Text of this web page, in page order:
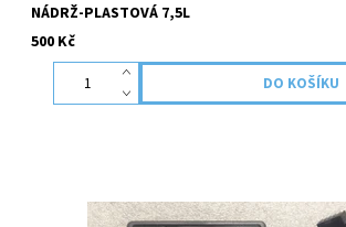
NÁDRŽ-PLASTOVÁ 7,5L
500 Kč